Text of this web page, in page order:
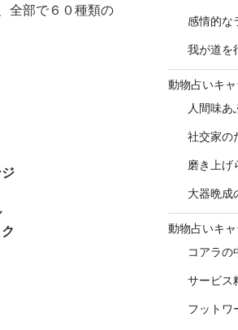
全部で６０種類の
感情的な
我が道を
動物占いキ
人間味あ
社交家の
磨き上げ
大器晩成
動物占いキ
コアラの
サービス
フットワ